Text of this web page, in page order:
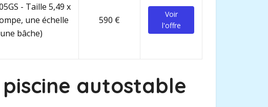
- Taille 5,49 x
une échelle
bâche)
590 €
Voir
l'offre
autostable